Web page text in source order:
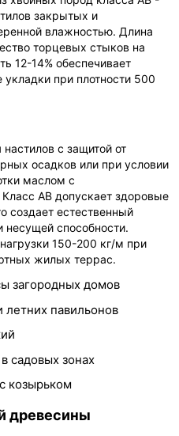
закрытых и
влажностью. Длина
торцевых стыков на
12-14% обеспечивает
укладки при плотности 500
с защитой от
осадков или при условии
маслом с
АВ допускает здоровые
создает естественный
несущей способности.
150-200 кг/м при
жилых террас.
загородных домов
павильонов
садовых зонах
козырьком
древесины